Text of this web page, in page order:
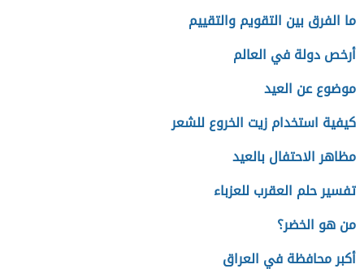
ما الفرق بين التقويم والتقييم
أرخص دولة في العالم
موضوع عن العيد
كيفية استخدام زيت الخروع للشعر
مظاهر الاحتفال بالعيد
تفسير حلم العقرب للعزباء
من هو الخضر؟
أكبر محافظة في العراق